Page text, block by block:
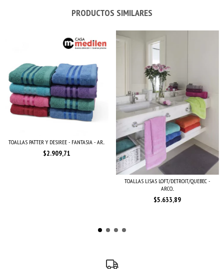
PRODUCTOS SIMILARES
TOALLAS PATTER Y DESIREE - FANTASIA - AR...
$2.909,71
TOALLAS LISAS LOFT/DETROIT/QUEBEC -
ARCO...
$5.633,89